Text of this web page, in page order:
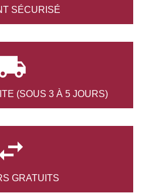
SÉCURISÉ
(SOUS 3 À 5 JOURS)
GRATUITS